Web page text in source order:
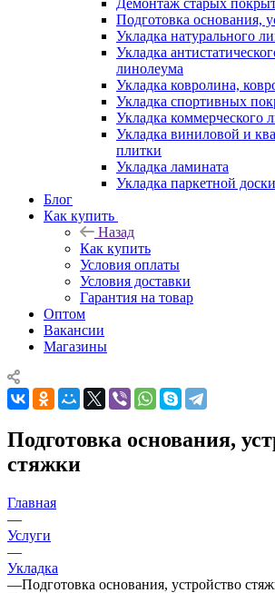
Подготовка основания,
Укладка натурального
Укладка
линолеума
Укладка ковролина,
Укладка спортивных
Укладка коммерческого
Укладка виниловой и
плитки
Укладка ламината
Укладка паркетной доски
Блог
Как купить
Назад
Как купить
Условия оплаты
Условия доставки
Гарантия на товар
Оптом
Вакансии
Магазины
Подготовка основания,
стяжки
Главная
—
Услуги
—
Укладка
—Подготовка основания, устройство